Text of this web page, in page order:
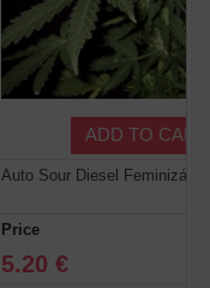
ADD TO CART
Auto Sour Diesel Feminizált
Price
5.20 €